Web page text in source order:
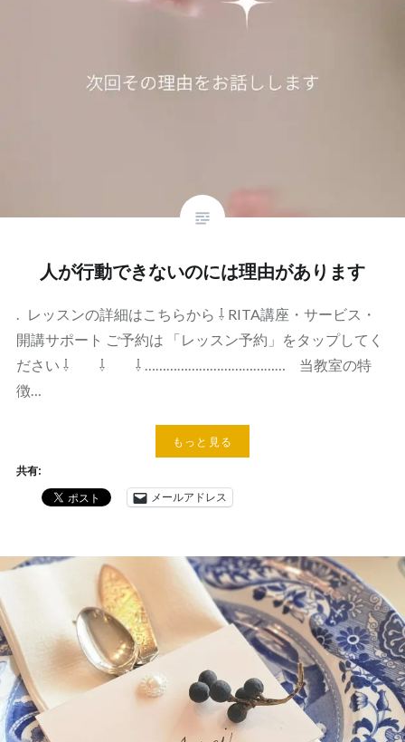
人が行動できないのには理由があります
. レッスンの詳細はこちらから ⇩ RITA講座・サービス・
開講サポート ご予約は 「レッスン予約」をタップしてく
ださい ⇩ ⇩ ⇩ ………………………………… 当教室の特
徴…
もっと見る
共有:
メールアドレス